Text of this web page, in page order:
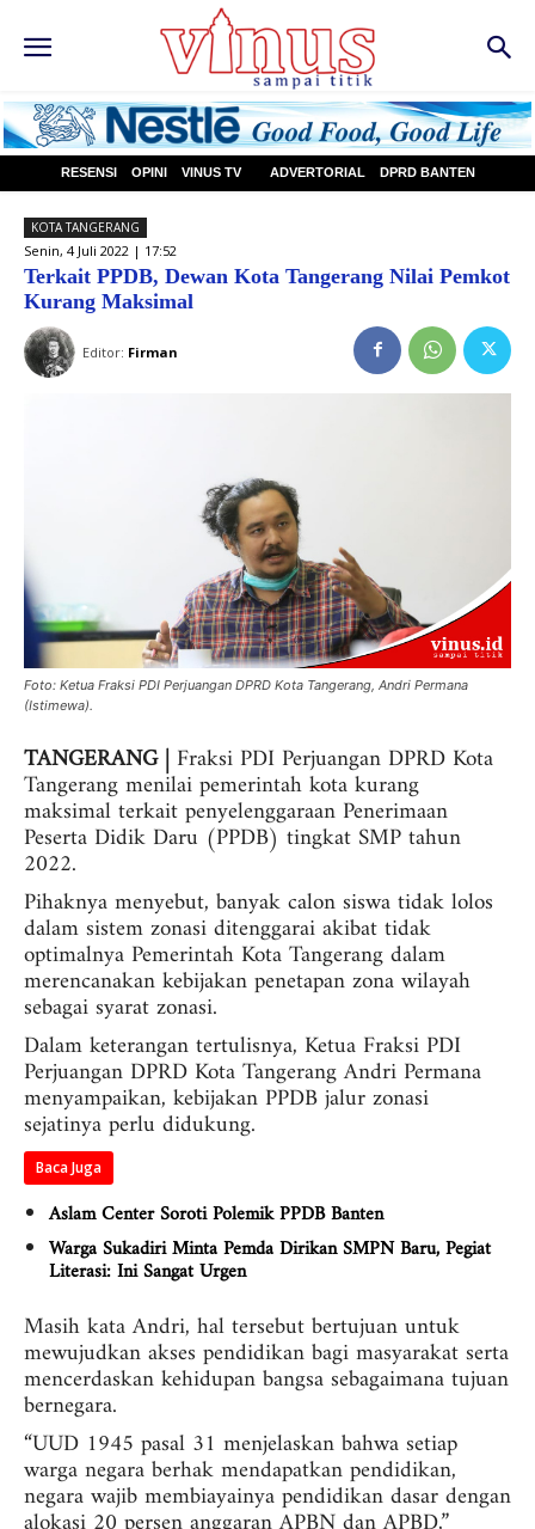
RESENSI OPINI VINUS TV ADVERTORIAL DPRD BANTEN
KOTA TANGERANG
Senin, 4 Juli 2022 | 17:52
Terkait PPDB, Dewan Kota Tangerang Nilai Pemkot
Kurang Maksimal
Editor: Firman
Foto: Ketua Fraksi PDI Perjuangan DPRD Kota Tangerang, Andri Permana
(Istimewa).
TANGERANG | Fraksi PDI Perjuangan DPRD Kota
Tangerang menilai pemerintah kota kurang
maksimal terkait penyelenggaraan Penerimaan
Peserta Didik Daru (PPDB) tingkat SMP tahun
2022.
Pihaknya menyebut, banyak calon siswa tidak lolos
dalam sistem zonasi ditenggarai akibat tidak
optimalnya Pemerintah Kota Tangerang dalam
merencanakan kebijakan penetapan zona wilayah
sebagai syarat zonasi.
Dalam keterangan tertulisnya, Ketua Fraksi PDI
Perjuangan DPRD Kota Tangerang Andri Permana
menyampaikan, kebijakan PPDB jalur zonasi
sejatinya perlu didukung.
Baca Juga
Aslam Center Soroti Polemik PPDB Banten
Warga Sukadiri Minta Pemda Dirikan SMPN Baru, Pegiat
Literasi: Ini Sangat Urgen
Masih kata Andri, hal tersebut bertujuan untuk
mewujudkan akses pendidikan bagi masyarakat serta
mencerdaskan kehidupan bangsa sebagaimana tujuan
bernegara.
“UUD 1945 pasal 31 menjelaskan bahwa setiap
warga negara berhak mendapatkan pendidikan,
negara wajib membiayainya pendidikan dasar dengan